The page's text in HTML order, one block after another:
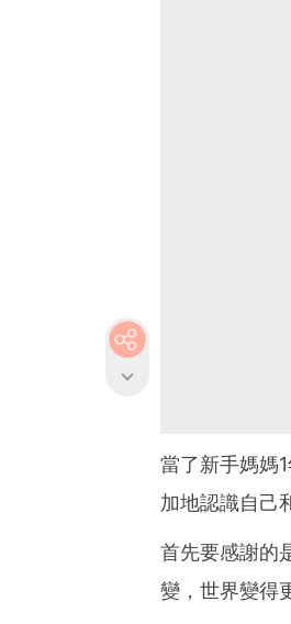
當了新手媽媽
加地認識自己
首先要感謝的
變，世界變得